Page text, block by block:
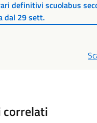
definitivi scuolabus
dal 29 sett.
correlati